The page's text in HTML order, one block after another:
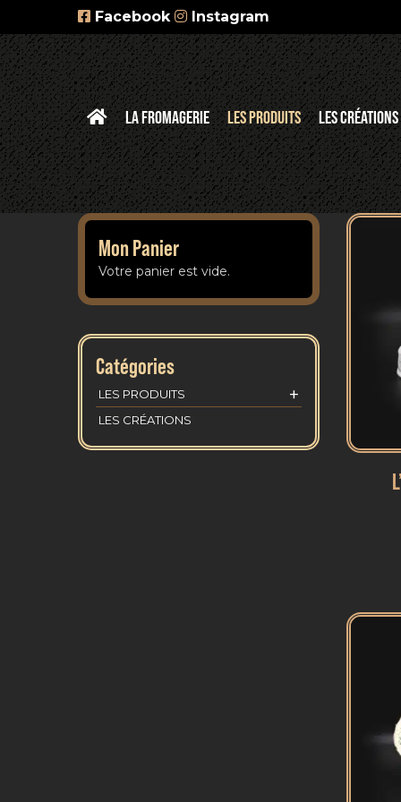
Facebook Instagram
LA FROMAGERIE LES PRODUITS LES CRÉATIONS
Mon Panier
Votre panier est vide.
Catégories
+
LES PRODUITS
LES CRÉATIONS